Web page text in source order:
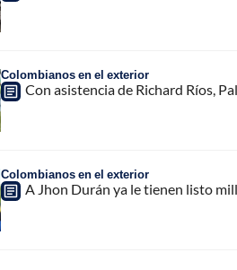
Colombianos en el exterior
Con asistencia de Richard Ríos,
Colombianos en el exterior
A Jhon Durán ya le tienen listo